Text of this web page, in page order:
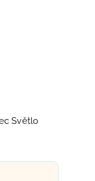
Světlo